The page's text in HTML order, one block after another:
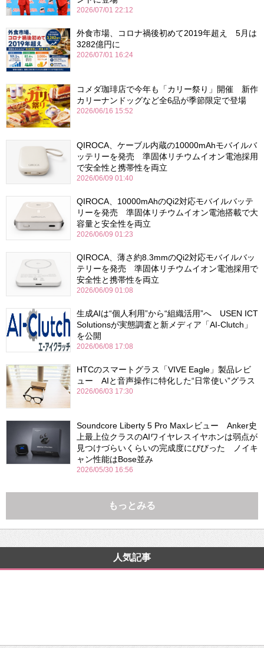
2026/07/01 22:12
外食市場、コロナ禍後初めて2019年超え 5月は
3282億円に
2026/07/01 16:24
コメダ珈琲店で今年も「カリー祭り」開催 新作
カリーナンドッグなど全6品が季節限定で登場
2026/06/16 15:52
QIROCA、ケーブル内蔵の10000mAhモバイルバ
ッテリーを発売 準固体リチウムイオン電池採用
で安全性と携帯性を両立
2026/06/09 01:40
QIROCA、10000mAhのQi2対応モバイルバッテ
リーを発売 準固体リチウムイオン電池搭載で大
容量と安全性を両立
2026/06/09 01:23
QIROCA、薄さ約8.3mmのQi2対応モバイルバッ
テリーを発売 準固体リチウムイオン電池採用で
安全性と携帯性を両立
2026/06/09 01:08
生成AIは“個人利用”から“組織活用”へ USEN ICT
Solutionsが実態調査と新メディア「AI-Clutch」
を公開
2026/06/08 17:08
HTCのスマートグラス「VIVE Eagle」製品レビ
ュー AIと音声操作に特化した“日常使い”グラス
2026/06/03 17:30
Soundcore Liberty 5 Pro Maxレビュー Anker史
上最上位クラスのAIワイヤレスイヤホンは弱点が
見つけづらいくらいの完成度にびびった ノイキ
ャン性能はBose並み
2026/05/30 16:56
もっとみる
人気記事